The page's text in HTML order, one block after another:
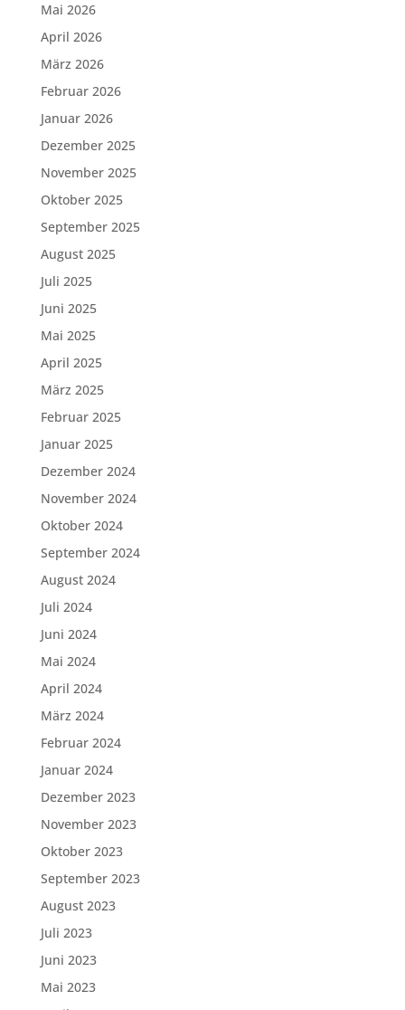
Mai 2026
April 2026
März 2026
Februar 2026
Januar 2026
Dezember 2025
November 2025
Oktober 2025
September 2025
August 2025
Juli 2025
Juni 2025
Mai 2025
April 2025
März 2025
Februar 2025
Januar 2025
Dezember 2024
November 2024
Oktober 2024
September 2024
August 2024
Juli 2024
Juni 2024
Mai 2024
April 2024
März 2024
Februar 2024
Januar 2024
Dezember 2023
November 2023
Oktober 2023
September 2023
August 2023
Juli 2023
Juni 2023
Mai 2023